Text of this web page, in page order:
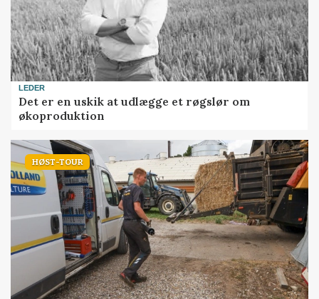
LEDER
Det er en uskik at udlægge et røgslør om
økoproduktion
HØST-TOUR